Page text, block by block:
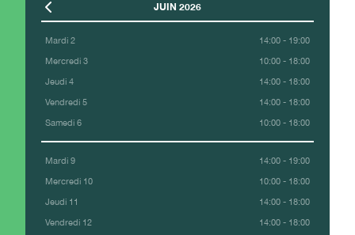
JUIN 2026
Mardi 2 14:00 - 19:00
Mercredi 3 10:00 - 18:00
Jeudi 4 14:00 - 18:00
Vendredi 5 14:00 - 18:00
Samedi 6 10:00 - 18:00
Mardi 9 14:00 - 19:00
Mercredi 10 10:00 - 18:00
Jeudi 11 14:00 - 18:00
Vendredi 12 14:00 - 18:00